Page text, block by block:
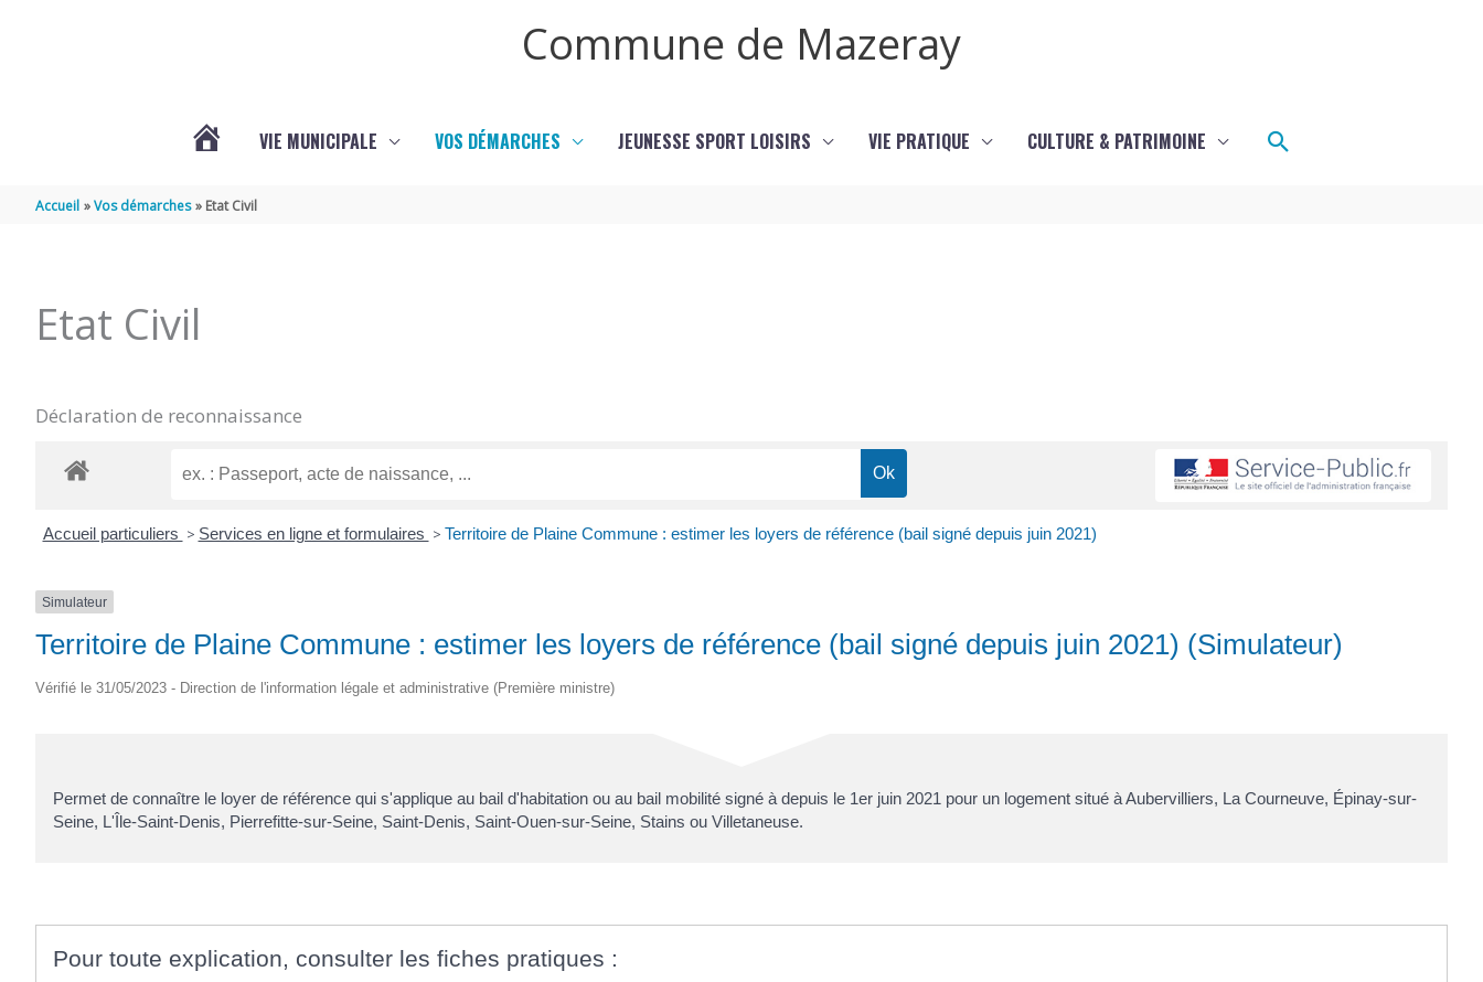
Commune de Mazeray
MAZERAY
VIE MUNICIPALE VOS DÉMARCHES JEUNESSE SPORT LOISIRS VIE PRATIQUE CULTURE & PATRIMOINE Rechercher
Accueil Vos démarches Etat Civil
Etat Civil
Déclaration de reconnaissance
Accueil particuliers > Services en ligne et formulaires > Territoire de Plaine Commune : estimer les loyers de référence (bail signé depuis juin 2021)
Simulateur
Territoire de Plaine Commune : estimer les loyers de référence (bail signé depuis juin 2021) (Simulateur)
Vérifié le 31/05/2023 - Direction de l'information légale et administrative (Première ministre)
Permet de connaître le loyer de référence qui s'applique au bail d'habitation ou au bail mobilité signé à depuis le 1er juin 2021 pour un logement situé à Aubervilliers, La Courneuve, Épinay-sur-
Seine, L'Île-Saint-Denis, Pierrefitte-sur-Seine, Saint-Denis, Saint-Ouen-sur-Seine, Stains ou Villetaneuse.
Pour toute explication, consulter les fiches pratiques :